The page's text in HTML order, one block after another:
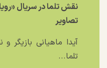
نقش تلما در سریال
تصاویر
آیدا ماهیانی بازیگر
تلما...